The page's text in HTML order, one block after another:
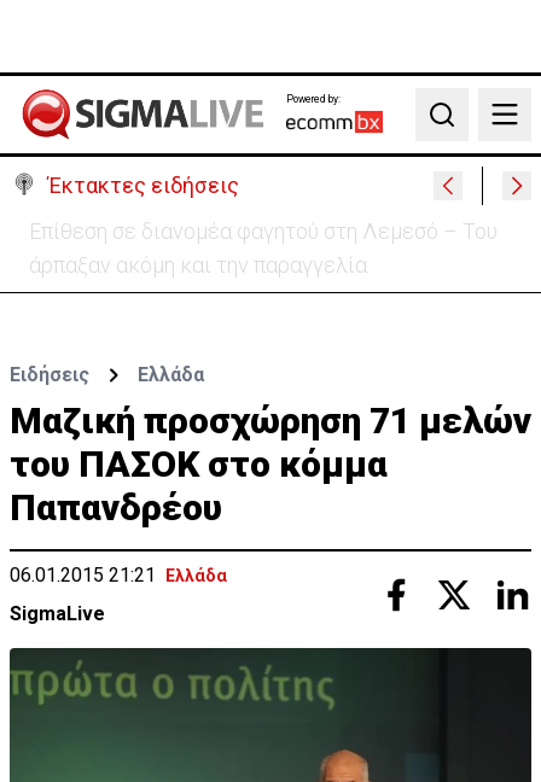
Powered by:
Search
Έκτακτες ειδήσεις
Ιταλία-Ισπανία: Στα άκρα η διπλωματική κόντρα για
το Σένγκεν
Ειδήσεις Ελλάδα
Μαζική προσχώρηση 71 μελών
του ΠΑΣΟΚ στο κόμμα
Παπανδρέου
06.01.2015 21:21 Ελλάδα
SigmaLive